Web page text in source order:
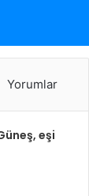
Yorumlar
eşi